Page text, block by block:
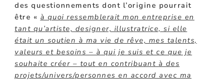
des questionnements dont l’origine pourrait
être « à quoi ressemblerait mon entreprise en
tant qu’artiste, designer, illustratrice, si elle
était un soutien à ma vie de rêve, mes talents,
valeurs et besoins – à qui je suis et ce que je
souhaite créer – tout en contribuant à des
projets/univers/personnes en accord avec ma